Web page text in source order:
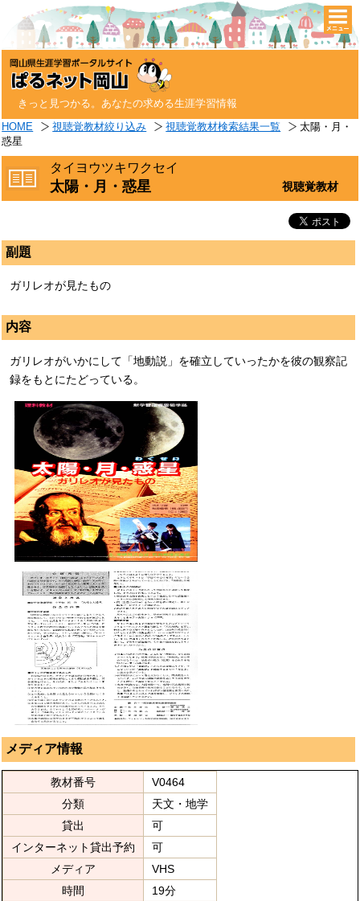
きっと見つかる。あなたの求める生涯学習情報
HOME 視聴覚教材絞り込み 視聴覚教材検索結果一覧
太陽・月・
惑星
タイヨウツキワクセイ
太陽・月・惑星 視聴覚教材
副題
ガリレオが見たもの
内容
ガリレオがいかにして「地動説」を確立していったかを彼の観察記
録をもとにたどっている。
メディア情報
教材番号
V0464
分類
天文・地学
貸出
可
インターネット貸出予約
可
メディア
VHS
時間
19分